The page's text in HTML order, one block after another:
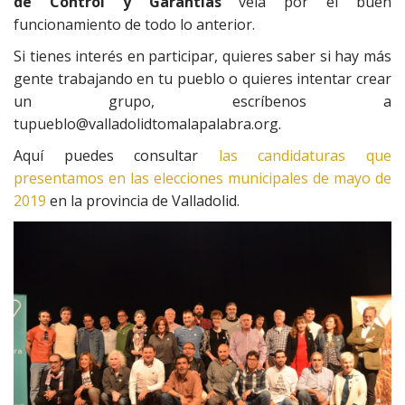
funcionamiento de todo lo anterior.
Si tienes interés en participar, quieres saber si hay más
gente trabajando en tu pueblo o quieres intentar crear
un grupo, escríbenos a
tupueblo@valladolidtomalapalabra.org.
Aquí puedes consultar las candidaturas que
presentamos en las elecciones municipales de mayo de
2019 en la provincia de Valladolid.